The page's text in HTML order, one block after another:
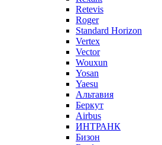
Retevis
Roger
Standard Horizon
Vertex
Vector
Wouxun
Yosan
Yaesu
Альтавия
Беркут
Airbus
ИНТРАНК
Бизон